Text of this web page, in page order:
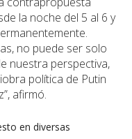
la noche del 5 al 6 y
no puede ser solo
nuestra perspectiva,
política de Putin
afirmó.
en diversas